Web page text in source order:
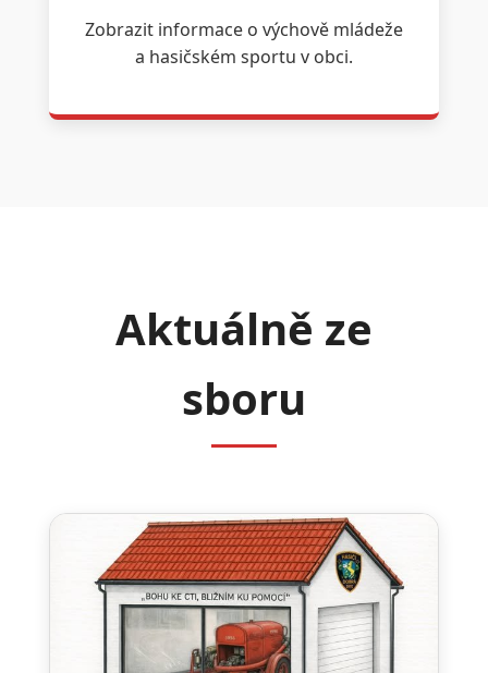
Zobrazit informace o výchově mládeže
a hasičském sportu v obci.
Aktuálně ze
sboru